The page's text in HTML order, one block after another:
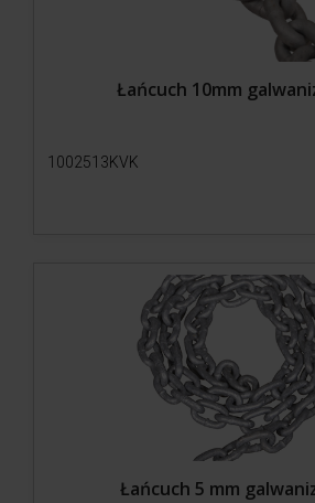
Łańcuch 10mm
1002513KVK
Łańcuch 5 mm